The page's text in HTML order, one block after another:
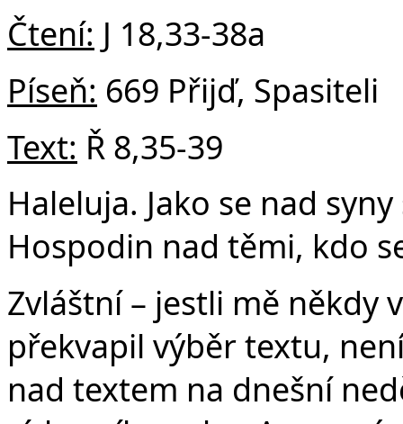
Čtení: J 18,33-38a
Píseň: 669 Přijď, Spasiteli
Text: Ř 8,35-39
Haleluja. Jako se nad
Hospodin nad těmi, kdo
Zvláštní – jestli mě někdy
překvapil výběr textu,
nad textem na dnešní